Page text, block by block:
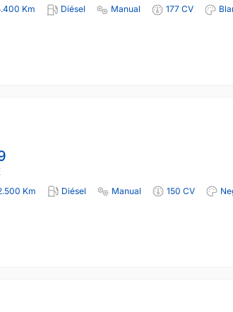
Km Diésel Manual 177 CV
Km Diésel Manual 150 CV